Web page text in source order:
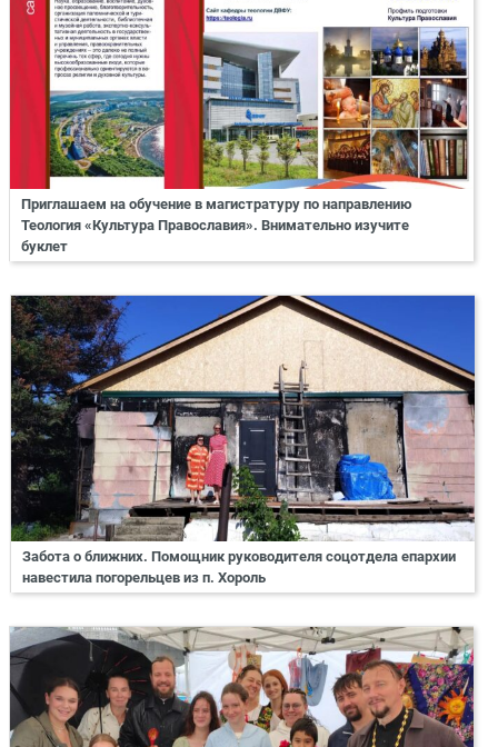
Приглашаем на обучение в магистратуру по направлению
Теология «Культура Православия». Внимательно изучите
буклет
Забота о ближних. Помощник руководителя соцотдела епархии
навестила погорельцев из п. Хороль